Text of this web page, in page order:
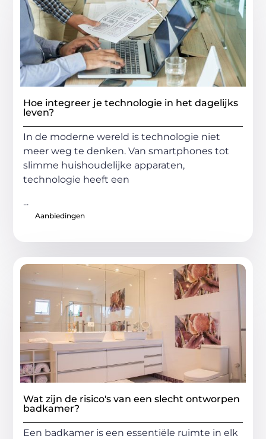
Hoe integreer je technologie in het dagelijks
leven?
In de moderne wereld is technologie niet
meer weg te denken. Van smartphones tot
slimme huishoudelijke apparaten,
technologie heeft een
...
Aanbiedingen
Wat zijn de risico's van een slecht ontworpen
badkamer?
Een badkamer is een essentiële ruimte in elk